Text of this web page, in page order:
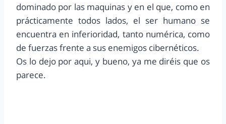
dominado por las maquinas y en el que, como en
prácticamente todos lados, el ser humano se
encuentra en inferioridad, tanto numérica, como
de fuerzas frente a sus enemigos cibernéticos.
Os lo dejo por aqui, y bueno, ya me diréis que os
parece.